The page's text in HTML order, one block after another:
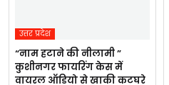
उत्तर प्रदेश
“नाम हटाने की नीलामी ”
कुशीनगर फायरिंग केस में
वायरल ऑडियो से खाकी कटघरे